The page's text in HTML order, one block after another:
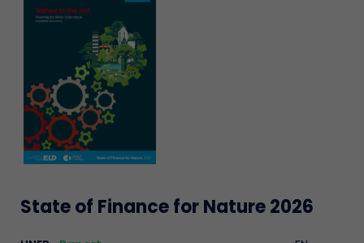
State of Finance for Nature 2026